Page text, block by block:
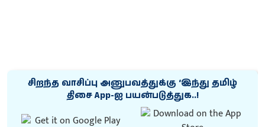
சிறந்த வாசிப்பு அனுபவத்துக்கு ‘இந்து தமிழ்
திசை App-ஐ பயன்படுத்துக..!